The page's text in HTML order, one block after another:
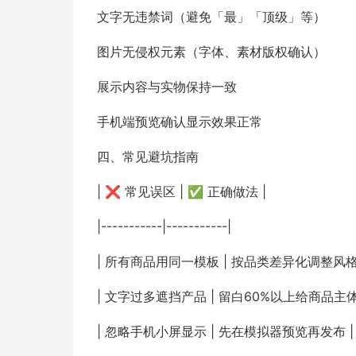
文字无违禁词（避免「最」「顶级」等）
图片无侵权元素（字体、素材版权确认）
展示内容与实物保持一致
手机端预览确认显示效果正常
四、常见避坑指南
| ❌ 常见误区 | ✅ 正确做法 |
|-----------|-----------|
| 所有商品用同一模板 | 按品类差异化调整风
| 文字过多遮挡产品 | 留白60%以上给商品主
| 忽略手机小屏显示 | 先在模拟器预览再发布 |